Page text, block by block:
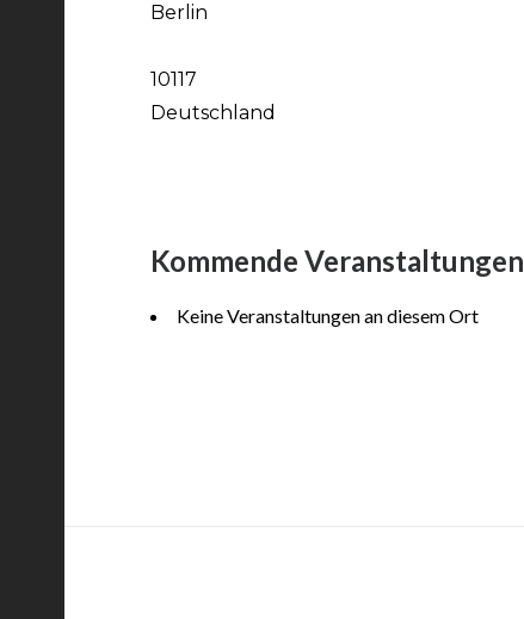
Berlin
10117
Deutschland
Kommende Veranstaltungen
Keine Veranstaltungen an diesem Ort